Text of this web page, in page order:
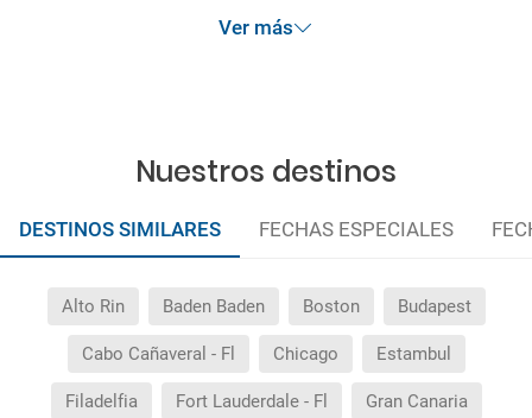
Ver más
Nuestros destinos
DESTINOS SIMILARES FECHAS ESPECIALES
Alto Rin Baden Baden Boston Budapest
Cabo Cañaveral - Fl Chicago Estambul
Filadelfia Fort Lauderdale - Fl Gran Canaria